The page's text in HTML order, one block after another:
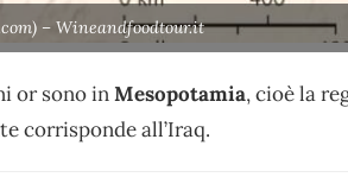
– Wineandfoodtour.it
or sono inMesopotamia, cioè la
corrisponde all’Iraq.